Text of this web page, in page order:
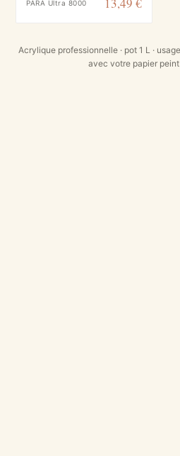
PARA Ultra 8000
Acrylique professionnelle · pot 1 L ·
avec votre papier